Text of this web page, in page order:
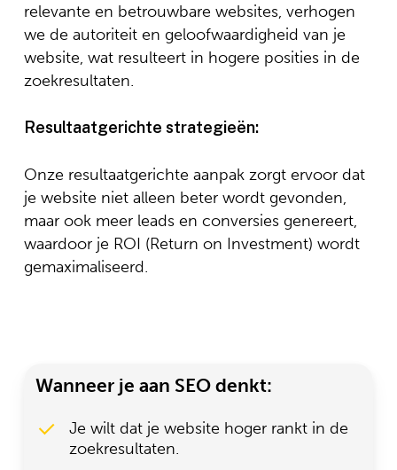
relevante en betrouwbare websites, verhogen
we de autoriteit en geloofwaardigheid van je
website, wat resulteert in hogere posities in de
zoekresultaten.
Resultaatgerichte strategieën:
Onze resultaatgerichte aanpak zorgt ervoor dat
je website niet alleen beter wordt gevonden,
maar ook meer leads en conversies genereert,
waardoor je ROI (Return on Investment) wordt
gemaximaliseerd.
Wanneer je aan SEO denkt:
Je wilt dat je website hoger rankt in de
zoekresultaten.